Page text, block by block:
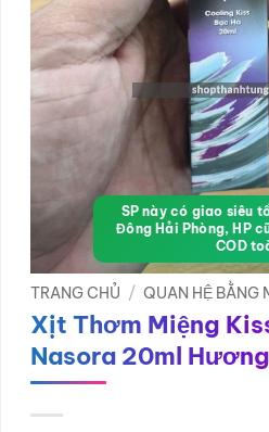
SP này có giao siêu
Đông Hải Phòng, HP
COD
TRANG CHỦ / QUAN HỆ BẰNG
Xịt Thơm Miệng
Nasora 20ml